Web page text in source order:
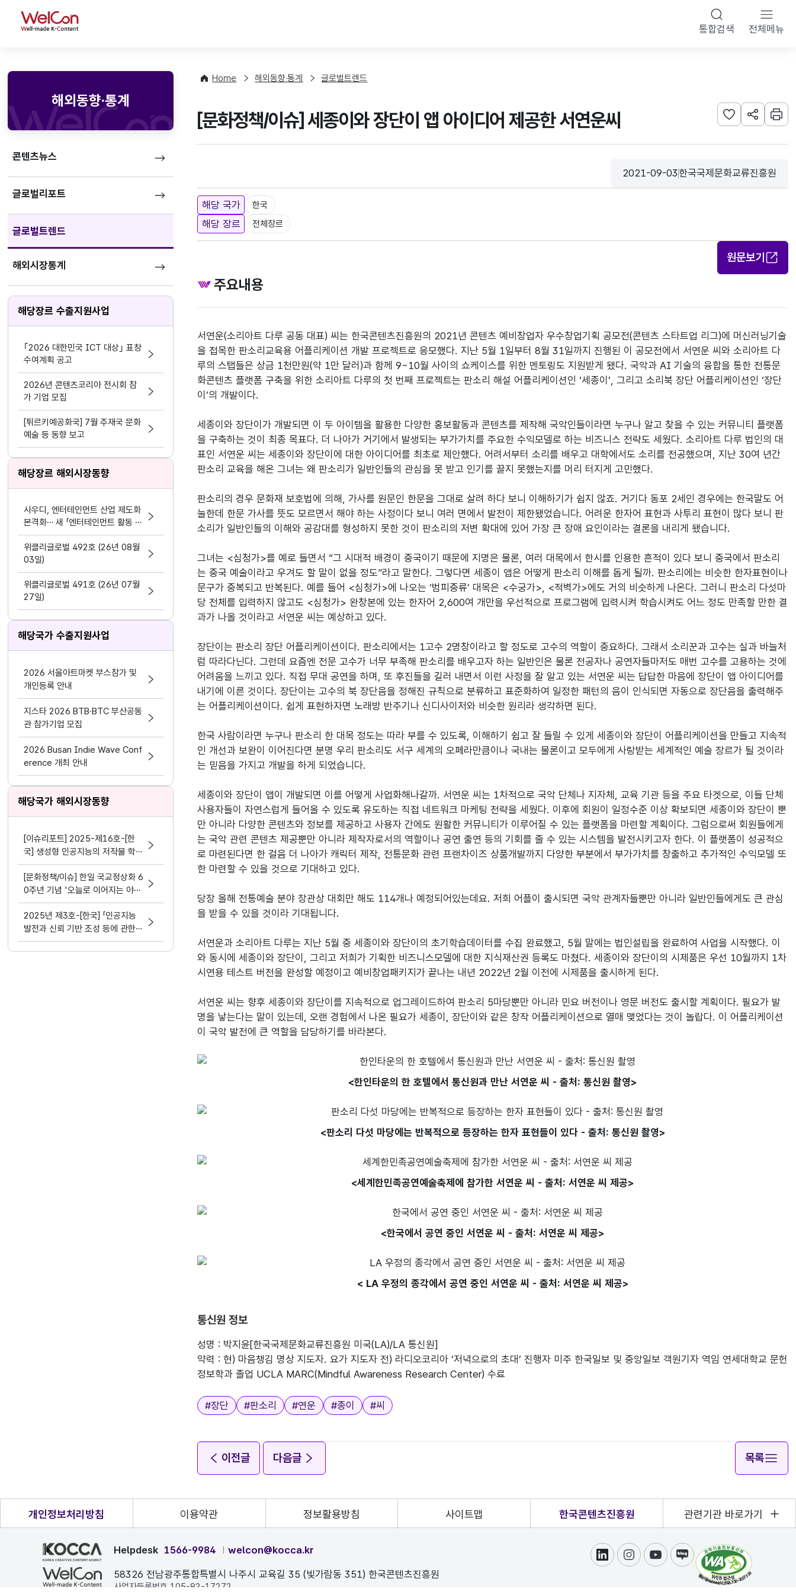
WelCon 통합검색 전체메뉴
해외동향·통계
콘텐츠뉴스
글로벌리포트
글로벌트렌드
해외시장통계
해당장르 수출지원사업
｢2026 대한민국 ICT 대상｣ 표창
수여계획 공고
2026년 콘텐츠코리아 전시회 참
가 기업 모집
[튀르키예공화국] 7월 주재국 문화
예술 등 동향 보고
해당장르 해외시장동향
사우디, 엔터테인먼트 산업 제도화
본격화… 새 「엔터테인먼트 활동 및
지원 활동법」 제정
위클리글로벌 492호 (26년 08월
03일)
위클리글로벌 491호 (26년 07월
27일)
해당국가 수출지원사업
2026 서울아트마켓 부스참가 및
개인등록 안내
지스타 2026 BTB·BTC 부산공동
관 참가기업 모집
2026 Busan Indie Wave Conf
erence 개최 안내
해당국가 해외시장동향
[이슈리포트] 2025-제16호-[한
국] 생성형 인공지능의 저작물 학습
행위와 공정이용 여부의 판단(최승
재)
[문화정책/이슈] 한일 국교정상화 6
0주년 기념 '오늘로 이어지는 야나
기 무네요시의 마음과 시선' 전시
2025년 제3호-[한국] 「인공지능
발전과 신뢰 기반 조성 등에 관한
기본법」제정에 따른 표시의무 도입
(김형지)
Home 해외동향·통계 글로벌트렌드
[문화정책/이슈] 세종이와 장단이 앱 아이디어 제공한 서연운씨 관심사 등록하기
URL 공유하
인쇄
등록일
2021-09-03
수집기관
한국국제문화교류진흥원
해당 국가 한국
해당 장르 전체장르
원문보기
주요내용
서연운(소리아트 다루 공동 대표) 씨는 한국콘텐츠진흥원의 2021년 콘텐츠 예비창업자 우수창업기획 공모전(콘텐츠 스타트업 리그)에 머신러닝기술
을 접목한 판소리교육용 어플리케이션 개발 프로젝트로 응모했다. 지난 5월 1일부터 8월 31일까지 진행된 이 공모전에서 서연운 씨와 소리아트 다
루의 스탭들은 상금 1천만원(약 1만 달러)과 함께 9~10월 사이의 쇼케이스를 위한 멘토링도 지원받게 됐다. 국악과 AI 기술의 융합을 통한 전통문
화콘텐츠 플랫폼 구축을 위한 소리아트 다루의 첫 번째 프로젝트는 판소리 해설 어플리케이션인 ‘세종이’, 그리고 소리북 장단 어플리케이션인 ‘장단
이’의 개발이다.
세종이와 장단이가 개발되면 이 두 아이템을 활용한 다양한 홍보활동과 콘텐츠를 제작해 국악인들이라면 누구나 알고 찾을 수 있는 커뮤니티 플랫폼
을 구축하는 것이 최종 목표다. 더 나아가 거기에서 발생되는 부가가치를 주요한 수익모델로 하는 비즈니스 전략도 세웠다. 소리아트 다루 법인의 대
표인 서연운 씨는 세종이와 장단이에 대한 아이디어를 최초로 제안했다. 어려서부터 소리를 배우고 대학에서도 소리를 전공했으며, 지난 30여 년간
판소리 교육을 해온 그녀는 왜 판소리가 일반인들의 관심을 못 받고 인기를 끌지 못했는지를 머리 터지게 고민했다.
판소리의 경우 문화재 보호법에 의해, 가사를 원문인 한문을 그대로 살려 하다 보니 이해하기가 쉽지 않죠. 거기다 동포 2세인 경우에는 한국말도 어
눌한데 한문 가사를 뜻도 모르면서 해야 하는 사정이다 보니 여러 면에서 발전이 제한됐었습니다. 어려운 한자어 표현과 사투리 표현이 많다 보니 판
소리가 일반인들의 이해와 공감대를 형성하지 못한 것이 판소리의 저변 확대에 있어 가장 큰 장애 요인이라는 결론을 내리게 됐습니다.
그녀는 <심청가>를 예로 들면서 “그 시대적 배경이 중국이기 때문에 지명은 물론, 여러 대목에서 한시를 인용한 흔적이 있다 보니 중국에서 판소리
는 중국 예술이라고 우겨도 할 말이 없을 정도”라고 말한다. 그렇다면 세종이 앱은 어떻게 판소리 이해를 돕게 될까. 판소리에는 비슷한 한자표현이나
문구가 중복되고 반복된다. 예를 들어 <심청가>에 나오는 ‘범피중류’ 대목은 <수궁가>, <적벽가>에도 거의 비슷하게 나온다. 그러니 판소리 다섯마
당 전체를 입력하지 않고도 <심청가> 완창본에 있는 한자어 2,600여 개만을 우선적으로 프로그램에 입력시켜 학습시켜도 어느 정도 만족할 만한 결
과가 나올 것이라고 서연운 씨는 예상하고 있다.
장단이는 판소리 장단 어플리케이션이다. 판소리에서는 1고수 2명창이라고 할 정도로 고수의 역할이 중요하다. 그래서 소리꾼과 고수는 실과 바늘처
럼 따라다닌다. 그런데 요즘엔 전문 고수가 너무 부족해 판소리를 배우고자 하는 일반인은 물론 전공자나 공연자들마저도 매번 고수를 고용하는 것에
어려움을 느끼고 있다. 직접 무대 공연을 하며, 또 후진들을 길러 내면서 이런 사정을 잘 알고 있는 서연운 씨는 답답한 마음에 장단이 앱 아이디어를
내기에 이른 것이다. 장단이는 고수의 북 장단음을 정해진 규칙으로 분류하고 표준화하여 일정한 패턴의 음이 인식되면 자동으로 장단음을 출력해주
는 어플리케이션이다. 쉽게 표현하자면 노래방 반주기나 신디사이저와 비슷한 원리라 생각하면 된다.
한국 사람이라면 누구나 판소리 한 대목 정도는 따라 부를 수 있도록, 이해하기 쉽고 잘 들릴 수 있게 세종이와 장단이 어플리케이션을 만들고 지속적
인 개선과 보완이 이어진다면 분명 우리 판소리도 서구 세계의 오페라만큼이나 국내는 물론이고 모두에게 사랑받는 세계적인 예술 장르가 될 것이라
는 믿음을 가지고 개발을 하게 되었습니다.
세종이와 장단이 앱이 개발되면 이를 어떻게 사업화해나갈까. 서연운 씨는 1차적으로 국악 단체나 지자체, 교육 기관 등을 주요 타겟으로, 이들 단체
사용자들이 자연스럽게 들어올 수 있도록 유도하는 직접 네트워크 마케팅 전략을 세웠다. 이후에 회원이 일정수준 이상 확보되면 세종이와 장단이 뿐
만 아니라 다양한 콘텐츠와 정보를 제공하고 사용자 간에도 원활한 커뮤니티가 이루어질 수 있는 플랫폼을 마련할 계획이다. 그럼으로써 회원들에게
는 국악 관련 콘텐츠 제공뿐만 아니라 제작자로서의 역할이나 공연 출연 등의 기회를 줄 수 있는 시스템을 발전시키고자 한다. 이 플랫폼이 성공적으
로 마련된다면 한 걸음 더 나아가 캐릭터 제작, 전통문화 관련 프랜차이즈 상품개발까지 다양한 부분에서 부가가치를 창출하고 추가적인 수익모델 또
한 마련할 수 있을 것으로 기대하고 있다.
당장 올해 전통예술 분야 장관상 대회만 해도 114개나 예정되어있는데요. 저희 어플이 출시되면 국악 관계자들뿐만 아니라 일반인들에게도 큰 관심
을 받을 수 있을 것이라 기대됩니다.
서연운과 소리아트 다루는 지난 5월 중 세종이와 장단이의 초기학습데이터를 수집 완료했고, 5월 말에는 법인설립을 완료하여 사업을 시작했다. 이
와 동시에 세종이와 장단이, 그리고 저희가 기획한 비즈니스모델에 대한 지식재산권 등록도 마쳤다. 세종이와 장단이의 시제품은 우선 10월까지 1차
시연용 테스트 버전을 완성할 예정이고 예비창업패키지가 끝나는 내년 2022년 2월 이전에 시제품을 출시하게 된다.
서연운 씨는 향후 세종이와 장단이를 지속적으로 업그레이드하여 판소리 5마당뿐만 아니라 민요 버전이나 영문 버전도 출시할 계획이다. 필요가 발
명을 낳는다는 말이 있는데, 오랜 경험에서 나온 필요가 세종이, 장단이와 같은 창작 어플리케이션으로 열매 맺었다는 것이 놀랍다. 이 어플리케이션
이 국악 발전에 큰 역할을 담당하기를 바라본다.
<한인타운의 한 호텔에서 통신원과 만난 서연운 씨 - 출처: 통신원 촬영>
<판소리 다섯 마당에는 반복적으로 등장하는 한자 표현들이 있다 - 출처: 통신원 촬영>
<세계한민족공연예술축제에 참가한 서연운 씨 - 출처: 서연운 씨 제공>
<한국에서 공연 중인 서연운 씨 - 출처: 서연운 씨 제공>
< LA 우정의 종각에서 공연 중인 서연운 씨 - 출처: 서연운 씨 제공>
통신원 정보
성명 : 박지윤[한국국제문화교류진흥원 미국(LA)/LA 통신원]
약력 : 현) 마음챙김 명상 지도자. 요가 지도자 전) 라디오코리아 ‘저녁으로의 초대’ 진행자 미주 한국일보 및 중앙일보 객원기자 역임 연세대학교 문헌
태그
#장단 #판소리 #연운 #종이 #씨
이전글 다음글 목록
개인정보처리방침 이용약관 정보활용방침 사이트맵 한국콘텐츠진흥원 관련기관 바로가기
Helpdesk 1566-9984 welcon@kocca.kr
58326 전남광주통합특별시 나주시 교육길 35 (빛가람동 351) 한국콘텐츠진흥원
사업자등록번호 105-82-17272
링크드인인스타그램
유튜브블로그